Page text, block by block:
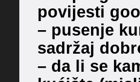
povijesti
– pusenje
sadržaj
– da li se